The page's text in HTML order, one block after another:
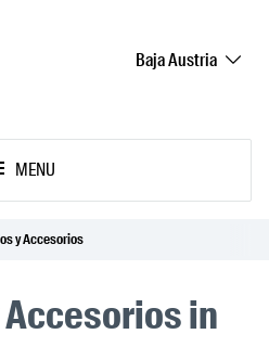
Baja Austria
MENU
y Accesorios
in